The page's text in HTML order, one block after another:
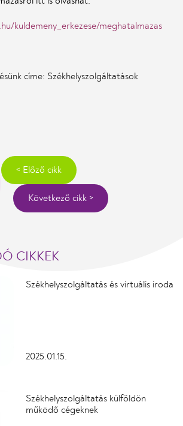
kuldemeny_erkezese/meghatalmazas
címe: Székhelyszolgáltatások
< Előző cikk
Következő cikk >
CIKKEK
Székhelyszolgáltatás és virtuális iroda
2025.01.15.
Székhelyszolgáltatás külföldön
működő cégeknek